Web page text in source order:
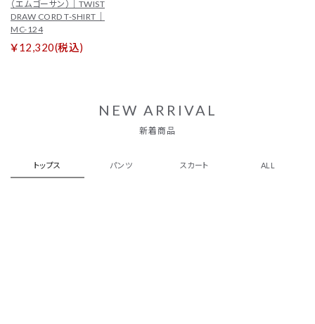
（エムゴーサン）｜TWIST
DRAW CORD T-SHIRT｜
MC-124
￥12,320(税込)
NEW ARRIVAL
新着商品
トップス パンツ スカート ALL